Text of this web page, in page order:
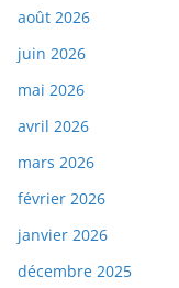
août 2026
juin 2026
mai 2026
avril 2026
mars 2026
février 2026
janvier 2026
décembre 2025